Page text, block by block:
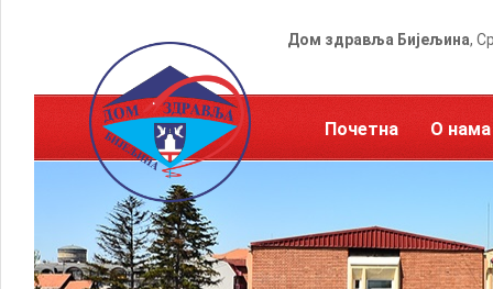
Дом здравља Бијељина,
Почетна О нама